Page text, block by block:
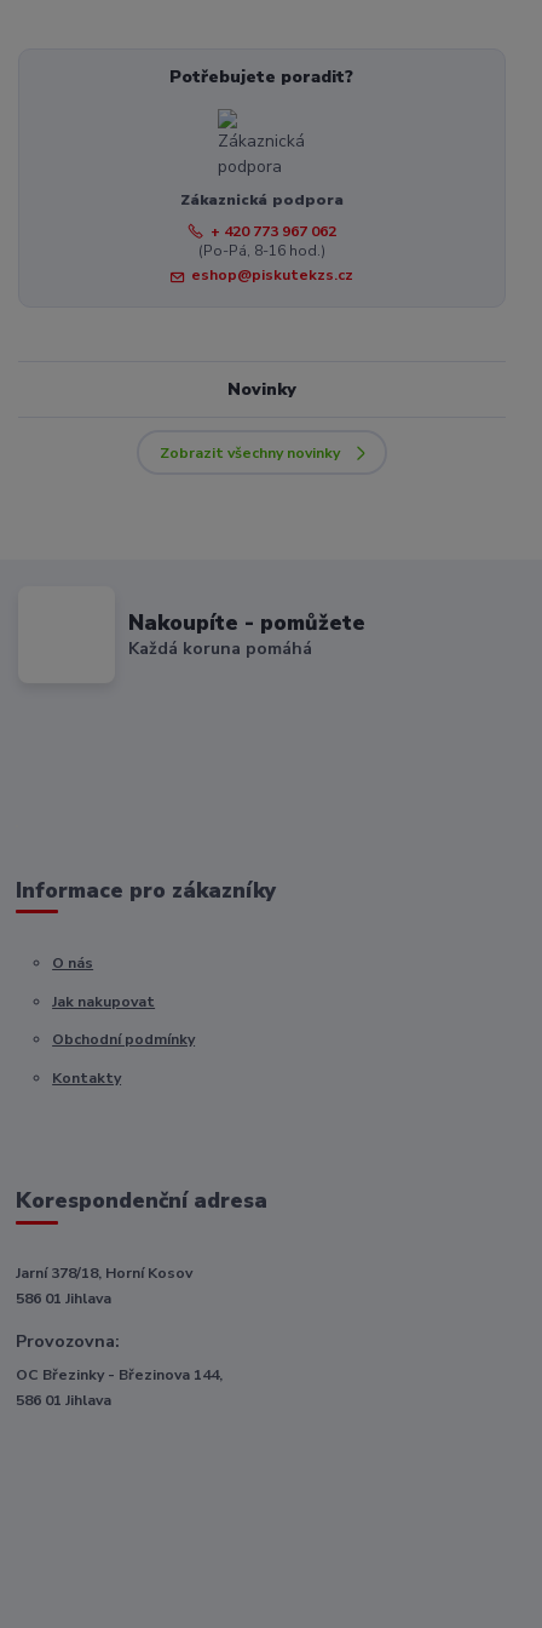
Potřebujete poradit?
Zákaznická podpora
+ 420 773 967 062
(Po-Pá, 8-16 hod.)
eshop@piskutekzs.cz
Novinky
Zobrazit všechny novinky
Nakoupíte - pomůžete
Každá koruna pomáhá
Informace pro zákazníky
O nás
Jak nakupovat
Obchodní podmínky
Kontakty
Korespondenční adresa
Jarní 378/18, Horní Kosov
586 01 Jihlava
Provozovna:
OC Březinky - Březinova 144,
586 01 Jihlava